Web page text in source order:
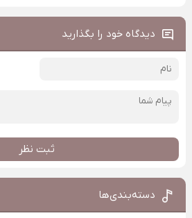
دیدگاه خود را بگذارید
ثبت نظر
دسته‌بندی‌ها